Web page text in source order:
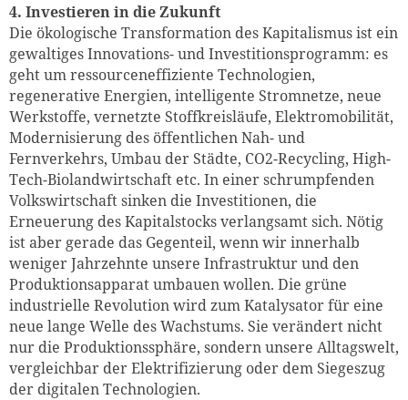
4. Investieren in die Zukunft
Die ökologische Transformation des Kapitalismus ist ein
gewaltiges Innovations- und Investitionsprogramm: es
geht um ressourceneffiziente Technologien,
regenerative Energien, intelligente Stromnetze, neue
Werkstoffe, vernetzte Stoffkreisläufe, Elektromobilität,
Modernisierung des öffentlichen Nah- und
Fernverkehrs, Umbau der Städte, CO2-Recycling, High-
Tech-Biolandwirtschaft etc. In einer schrumpfenden
Volkswirtschaft sinken die Investitionen, die
Erneuerung des Kapitalstocks verlangsamt sich. Nötig
ist aber gerade das Gegenteil, wenn wir innerhalb
weniger Jahrzehnte unsere Infrastruktur und den
Produktionsapparat umbauen wollen. Die grüne
industrielle Revolution wird zum Katalysator für eine
neue lange Welle des Wachstums. Sie verändert nicht
nur die Produktionssphäre, sondern unsere Alltagswelt,
vergleichbar der Elektrifizierung oder dem Siegeszug
der digitalen Technologien.